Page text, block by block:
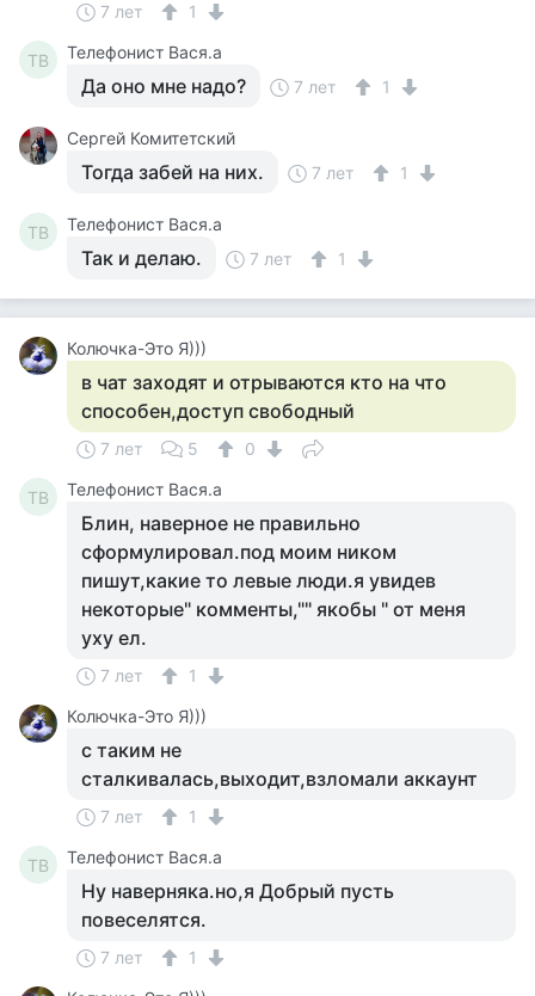
7 лет 1
ТВ Телефонист Вася.а
Да оно мне надо? 7 лет 1
Сергей Комитетский
Тогда забей на них. 7 лет 1
ТВ Телефонист Вася.а
Так и делаю. 7 лет 1
Колючка-Это Я)))
в чат заходят и отрываются кто на что
способен,доступ свободный
7 лет 5 0
ТВ Телефонист Вася.а
Блин, наверное не правильно
сформулировал.под моим ником
пишут,какие то левые люди.я увидев
некоторые" комменты,"" якобы " от меня
уху ел.
7 лет
1
Колючка-Это Я)))
с таким не
сталкивалась,выходит,взломали аккаунт
7 лет 1
ТВ Телефонист Вася.а
Ну наверняка.но,я Добрый пусть
повеселятся.
7 лет
1